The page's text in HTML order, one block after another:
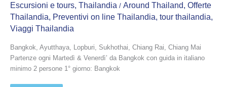
Escursioni e tours, Thailandia / Around Thailand, Offerte
Thailandia, Preventivi on line Thailandia, tour thailandia,
Viaggi Thailandia
Bangkok, Ayutthaya, Lopburi, Sukhothai, Chiang Rai, Chiang Mai
Partenze ogni Martedì & Venerdì’ da Bangkok con guida in italiano
minimo 2 persone 1° giorno: Bangkok